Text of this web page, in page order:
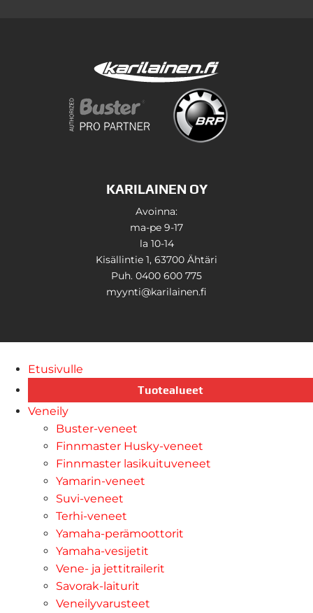
KARILAINEN OY
Avoinna:
ma-pe 9-17
la 10-14
Kisällintie 1, 63700 Ähtäri
Puh. 0400 600 775
myynti@karilainen.fi
Etusivulle
Tuotealueet
Veneily
Buster-veneet
Finnmaster Husky-veneet
Finnmaster lasikuituveneet
Yamarin-veneet
Suvi-veneet
Terhi-veneet
Yamaha-perämoottorit
Yamaha-vesijetit
Vene- ja jettitrailerit
Savorak-laiturit
Veneilyvarusteet